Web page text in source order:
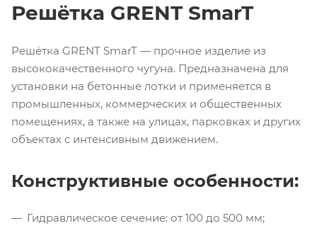
Решётка GRENT SmarT
Решётка GRENT SmarT — прочное изделие из
высококачественного чугуна. Предназначена для
установки на бетонные лотки и применяется в
промышленных, коммерческих и общественных
помещениях, а также на улицах, парковках и других
объектах с интенсивным движением.
Конструктивные особенности:
Гидравлическое сечение: от 100 до 500 мм;